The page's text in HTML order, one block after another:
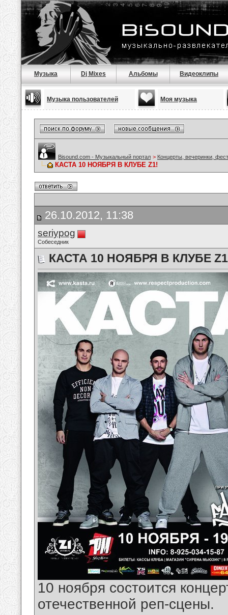
Музыка Dj Mixes Альбомы Видеоклипы
Музыка пользователей Моя музыка
Bisound.com - Музыкальный портал > Концерты, вечеринки,
КАСТА 10 НОЯБРЯ В КЛУБЕ Z1!
26.10.2012, 11:38
seriypog
Собеседник
КАСТА 10 НОЯБРЯ В КЛУБЕ
10 ноября состоится
отечественной реп-сцены.